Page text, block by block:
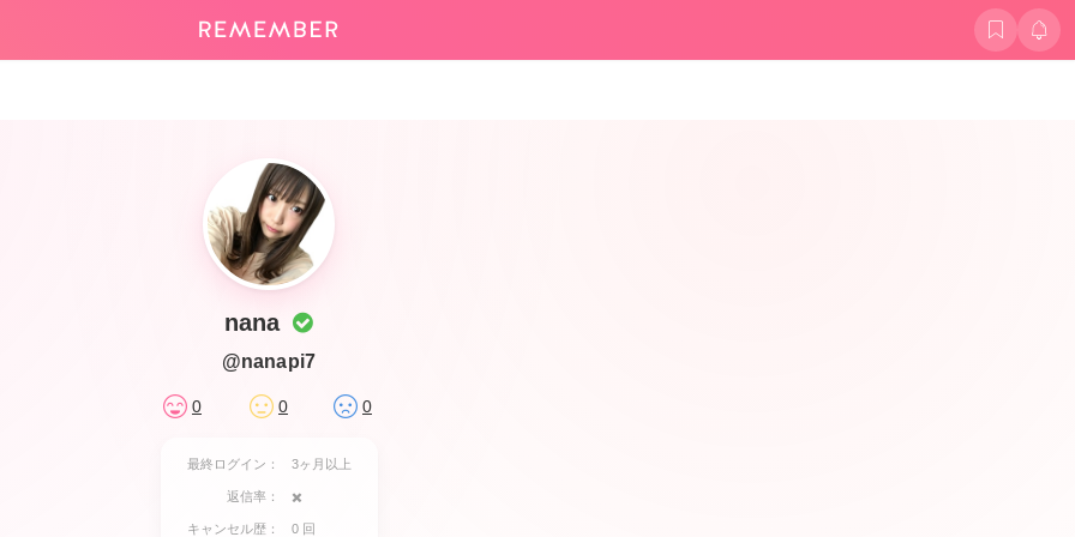
nana
@nanapi7
0 0 0
最終ログイン： 3ヶ月以上
返信率： ✖️
キャンセル歴： 0 回